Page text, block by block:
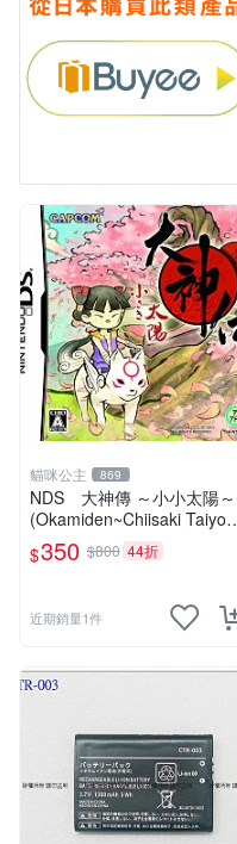
貓咪公主 869
NDS 大神傳 ～小小太陽～
(Okamiden~Chiisaki Taiyou
~) 純日版 二手品
$350 $800 44折
近期銷量1件